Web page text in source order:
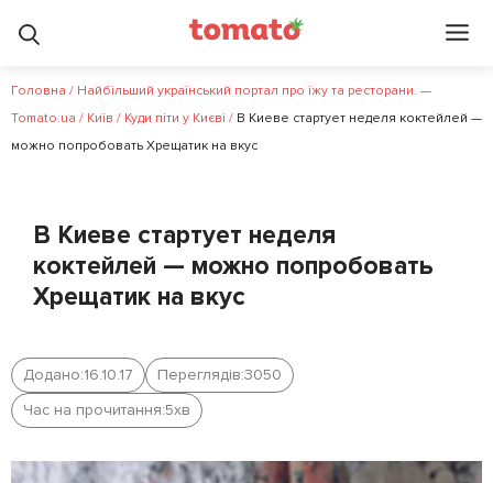
Головна / Найбільший український портал про їжу та ресторани. —
Tomato.ua / Київ / Куди піти у Києві / В Киеве стартует неделя коктейлей —
можно попробовать Хрещатик на вкус
В Киеве стартует неделя
коктейлей — можно попробовать
Хрещатик на вкус
Додано:16.10.17 Переглядів:3050
Час на прочитання:5хв